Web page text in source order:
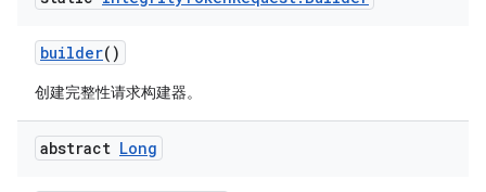
builder()
创建完整性请求构建器。
abstract Long